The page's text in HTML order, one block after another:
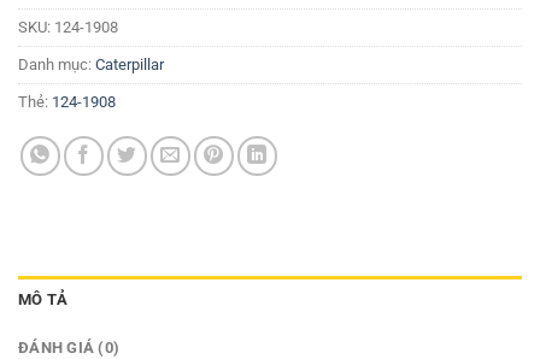
SKU: 124-1908
Danh mục: Caterpillar
Thẻ: 124-1908
MÔ TẢ
ĐÁNH GIÁ (0)